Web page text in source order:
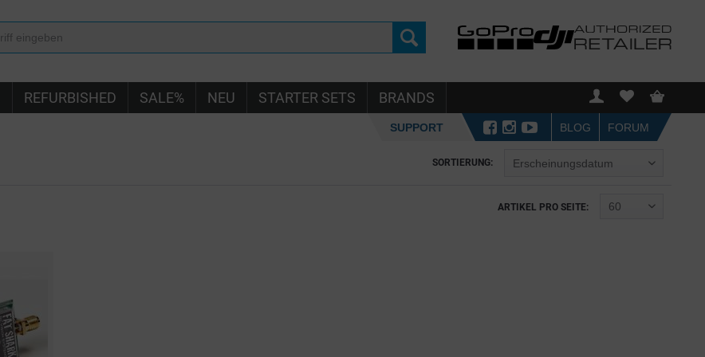
REFURBISHED SALE% NEU STARTER SETS BRANDS
SUPPORT BLOG FORUM
SORTIERUNG:
ARTIKEL PRO SEITE: